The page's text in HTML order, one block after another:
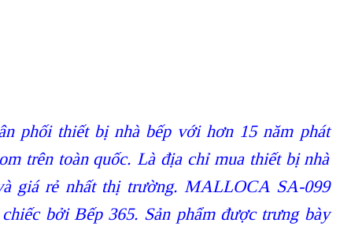
phối thiết bị nhà bếp với hơn 15 năm phát
trên toàn quốc. Là địa chỉ mua thiết bị nhà
giá rẻ nhất thị trường. MALLOCA SA-099
bởi Bếp 365. Sản phẩm được trưng bày